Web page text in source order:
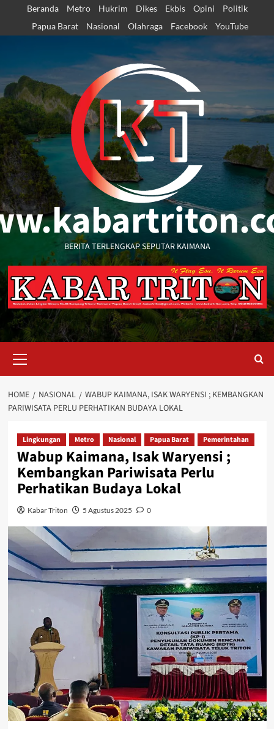
content
Beranda Metro Hukrim Dikes Ekbis Opini
Politik
Papua Barat
Nasional Olahraga Facebook YouTube
BERITA TERLENGKAP SEPUTAR KAIMANA
Menu
HOME NASIONAL
WABUP KAIMANA, ISAK WARYENSI ; KEMBANGKAN
PARIWISATA PERLU PERHATIKAN BUDAYA LOKAL
Lingkungan Metro Nasional Papua Barat Pemerintahan
Wabup Kaimana, Isak Waryensi ;
Kembangkan Pariwisata Perlu
Perhatikan Budaya Lokal
Kabar Triton 5 Agustus 2025 0